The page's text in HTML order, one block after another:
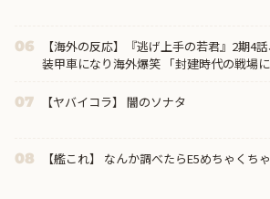
06
【海外の反応】『逃げ上手の若君』2期4
装甲車になり海外爆笑 「封建時代の戦場
07 【ヤバイコラ】 闇のソナタ
08 【艦これ】 なんか調べたらE5めちゃくち